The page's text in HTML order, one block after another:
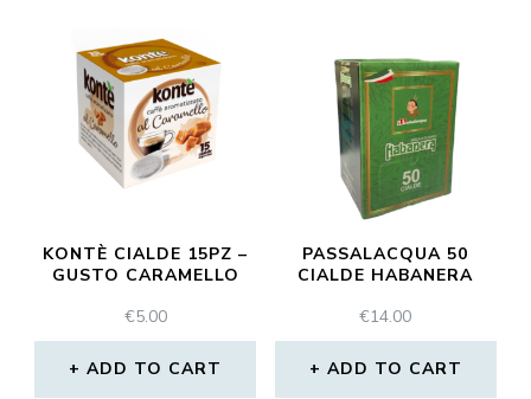
KONTÈ CIALDE 15PZ –
GUSTO CARAMELLO
€5.00
ADD TO CART
PASSALACQUA 50
CIALDE HABANERA
€14.00
ADD TO CART